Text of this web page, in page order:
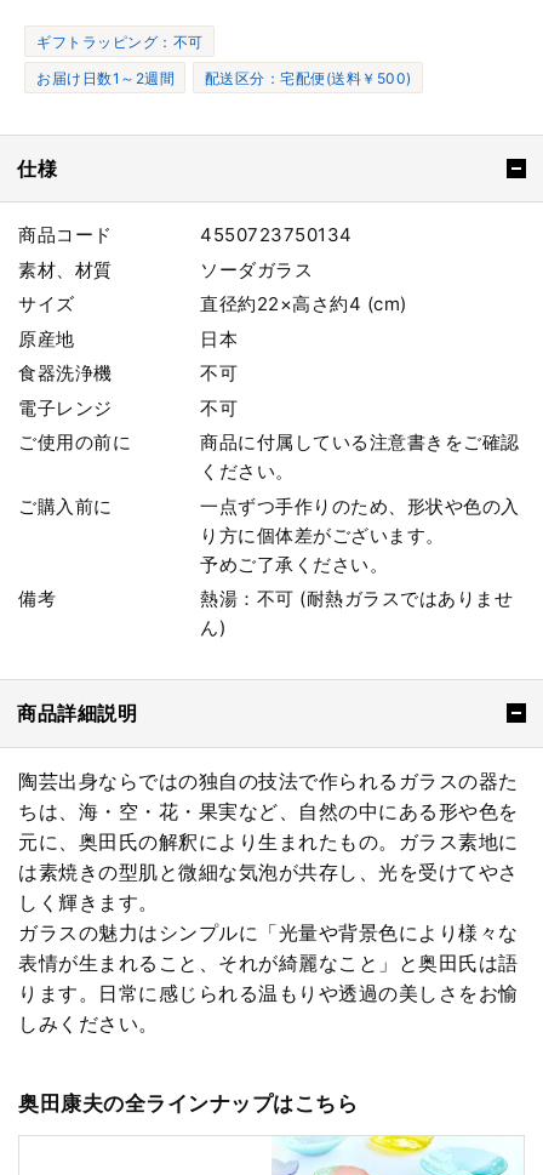
ギフトラッピング：不可
お届け日数1～2週間
配送区分：宅配便(送料￥500)
仕様
商品コード
4550723750134
素材、材質
ソーダガラス
サイズ
直径約22×高さ約4 (cm)
原産地
日本
食器洗浄機
不可
電子レンジ
不可
ご使用の前に
商品に付属している注意書きをご確認
ください。
ご購入前に
一点ずつ手作りのため、形状や色の入
り方に個体差がございます。
予めご了承ください。
備考
熱湯：不可 (耐熱ガラスではありませ
ん)
商品詳細説明
陶芸出身ならではの独自の技法で作られるガラスの器た
ちは、海・空・花・果実など、自然の中にある形や色を
元に、奥田氏の解釈により生まれたもの。ガラス素地に
は素焼きの型肌と微細な気泡が共存し、光を受けてやさ
しく輝きます。
ガラスの魅力はシンプルに「光量や背景色により様々な
表情が生まれること、それが綺麗なこと」と奥田氏は語
ります。日常に感じられる温もりや透過の美しさをお愉
しみください。
奥田康夫の全ラインナップはこちら